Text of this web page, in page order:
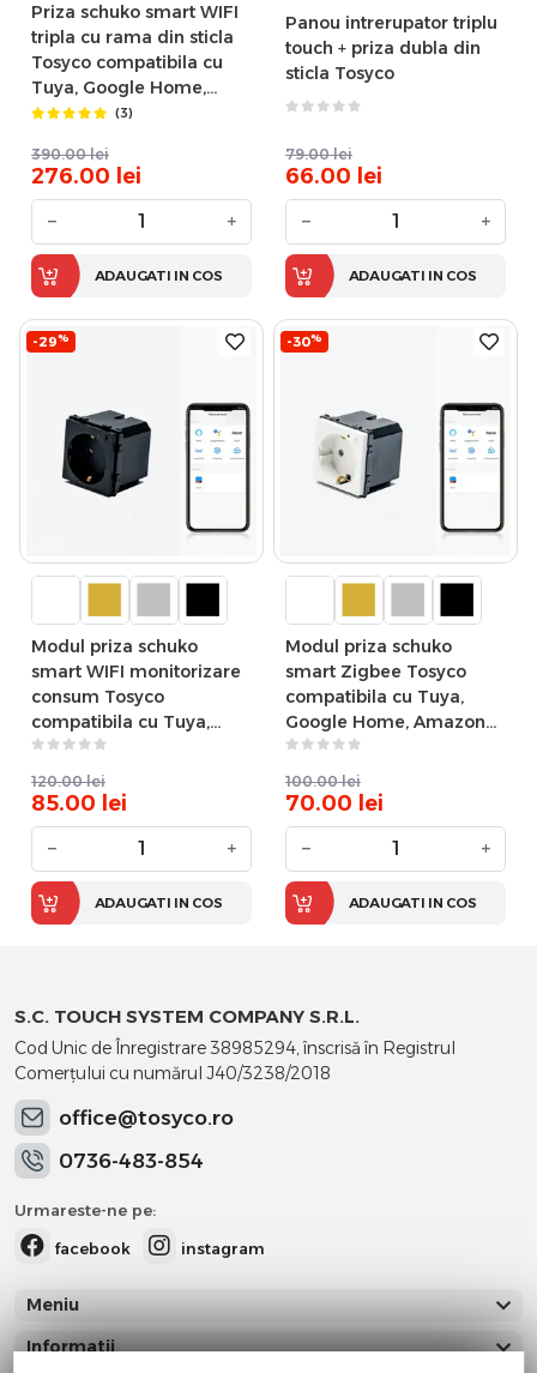
Priza schuko smart WIFI
tripla cu rama din sticla
Tosyco compatibila cu
Tuya, Google Home,
Amazon Alexa
(3)
390.00 lei
276.00 lei
− +
ADAUGATI IN COS
Panou intrerupator triplu
touch + priza dubla din
sticla Tosyco
79.00 lei
66.00 lei
− +
ADAUGATI IN COS
-29%
Modul priza schuko
smart WIFI monitorizare
consum Tosyco
compatibila cu Tuya,
Google Home, Amazon
Alexa
120.00 lei
85.00 lei
− +
ADAUGATI IN COS
-30%
Modul priza schuko
smart Zigbee Tosyco
compatibila cu Tuya,
Google Home, Amazon
Alexa
100.00 lei
70.00 lei
− +
ADAUGATI IN COS
S.C. TOUCH SYSTEM COMPANY S.R.L.
Cod Unic de Înregistrare 38985294, înscrisă în Registrul
Comerţului cu numărul J40/3238/2018
office@tosyco.ro
0736-483-854
Urmareste-ne pe:
facebook
instagram
Meniu
Informatii